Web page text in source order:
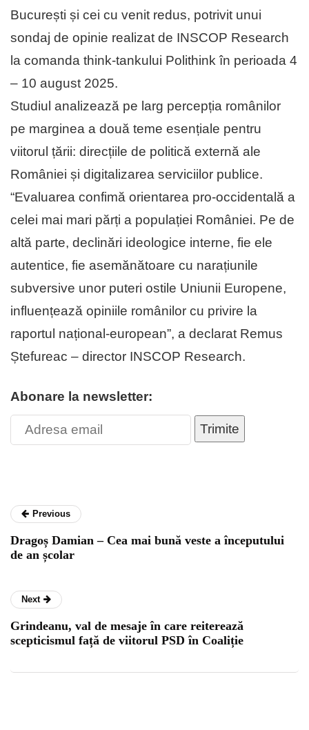
București și cei cu venit redus, potrivit unui
sondaj de opinie realizat de INSCOP Research
la comanda think-tankului Polithink în perioada 4
– 10 august 2025.
Studiul analizează pe larg percepția românilor
pe marginea a două teme esențiale pentru
viitorul țării: direcțiile de politică externă ale
României și digitalizarea serviciilor publice.
“Evaluarea confimă orientarea pro-occidentală a
celei mai mari părți a populației României. Pe de
altă parte, declinări ideologice interne, fie ele
autentice, fie asemănătoare cu narațiunile
subversive unor puteri ostile Uniunii Europene,
influențează opiniile românilor cu privire la
raportul național-european”, a declarat Remus
Ștefureac – director INSCOP Research.
Abonare la newsletter:
Trimite
Previous
Dragoș Damian – Cea mai bună veste a începutului
de an școlar
Next
Grindeanu, val de mesaje în care reiterează
scepticismul față de viitorul PSD în Coaliție